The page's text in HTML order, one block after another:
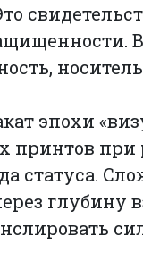
эпохи
принтов при
статуса.
глубину